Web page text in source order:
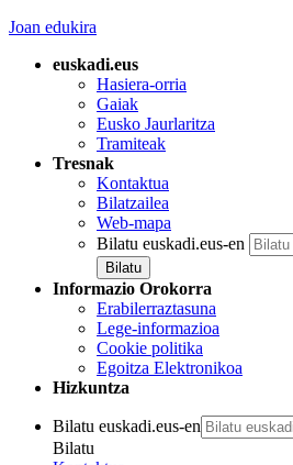
Joan edukira
euskadi.eus
Hasiera-orria
Gaiak
Eusko Jaurlaritza
Tramiteak
Tresnak
Kontaktua
Bilatzailea
Web-mapa
Bilatu euskadi.eus-en
Informazio Orokorra
Erabilerraztasuna
Lege-informazioa
Cookie politika
Egoitza Elektronikoa
Hizkuntza
Bilatu euskadi.eus-en
Bilatu